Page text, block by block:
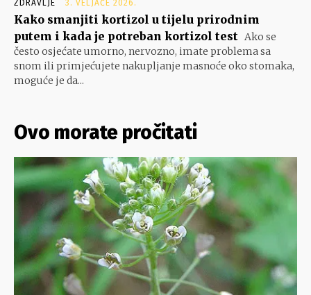
ZDRAVLJE 3. VELJAČE 2026.
Kako smanjiti kortizol u tijelu prirodnim
putem i kada je potreban kortizol test Ako se
često osjećate umorno, nervozno, imate problema sa
snom ili primjećujete nakupljanje masnoće oko stomaka,
moguće je da...
Ovo morate pročitati